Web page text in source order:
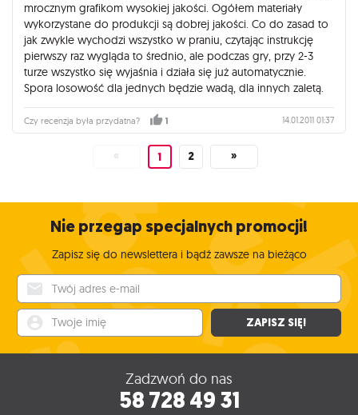
mrocznym grafikom wysokiej jakości. Ogółem materiały
wykorzystane do produkcji są dobrej jakości. Co do zasad to
jak zwykle wychodzi wszystko w praniu, czytając instrukcję
pierwszy raz wygląda to średnio, ale podczas gry, przy 2-3
turze wszystko się wyjaśnia i działa się już automatycznie.
Spora losowość dla jednych będzie wadą, dla innych zaletą.
Czy recenzja była przydatna? 1 14.01.2011 01:37
« 1 2 »
Nie przegap specjalnych promocji!
Zapisz się do newslettera i bądź zawsze na bieżąco
ZAPISZ SIĘ!
Zadzwoń do nas
58 728 49 31